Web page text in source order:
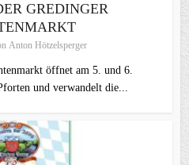
GREDINGER
Anton Hötzelsperger
öffnet am 5. und 6.
und verwandelt die...